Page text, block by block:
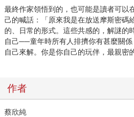
最終作家領悟到的，也可能是讀者可以
己的喊話：「原來我是在放送摩斯密碼
的、日常的形式。這些共感的，解謎的
自己──童年時所有人排擠你有甚麼關
自己來解。你是你自己的玩伴，最親密
作者
蔡欣純